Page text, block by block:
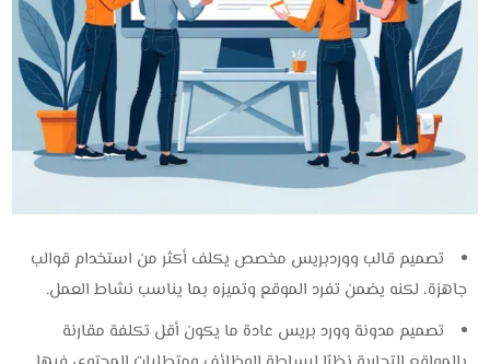
تصميم قالب ووردبريس مخصص يكلف أكثر من استخدام قوالب
جاهزة، لكنه يضمن تفرد الموقع وتميزه بما يناسب نشاط العمل.
تصميم مدونة وورد بريس عادة ما يكون أقل تكلفة مقارنة